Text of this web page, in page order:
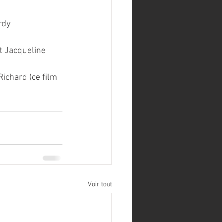
Jacqueline
(ce film
Voir tout